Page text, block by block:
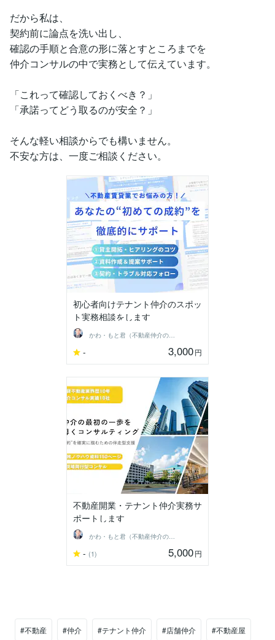
だから私は、
契約前に論点を洗い出し、
確認の手順と合意の形に落とすところまでを
仲介コンサルの中で実務として伝えています。
「これって確認しておくべき？」
「承諾ってどう取るのが安全？」
そんな軽い相談からでも構いません。
不安な方は、一度ご相談ください。
初心者向けテナント仲介のスポッ
ト実務相談をします
かわ・もと君（不動産仲介のプロ）
- 3,000円
不動産開業・テナント仲介実務サ
ポートします
かわ・もと君（不動産仲介のプロ）
- (1) 5,000円
#不動産 #仲介 #テナント仲介 #店舗仲介 #不動産屋